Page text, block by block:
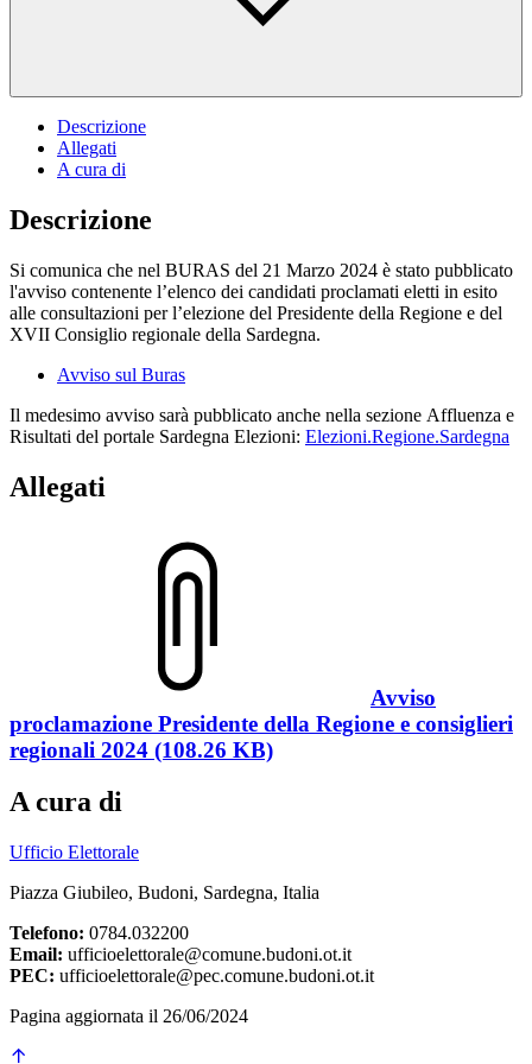
Descrizione
Allegati
A cura di
Descrizione
Si comunica che nel BURAS del 21 Marzo 2024 è stato pubblicato
l'avviso contenente l’elenco dei candidati proclamati eletti in esito
alle consultazioni per l’elezione del Presidente della Regione e del
XVII Consiglio regionale della Sardegna.
Avviso sul Buras
Il medesimo avviso sarà pubblicato anche nella sezione Affluenza e
Risultati del portale Sardegna Elezioni: Elezioni.Regione.Sardegna
Allegati
Avviso
proclamazione Presidente della Regione e consiglieri
regionali 2024 (108.26 KB)
A cura di
Ufficio Elettorale
Piazza Giubileo, Budoni, Sardegna, Italia
Telefono: 0784.032200
Email: ufficioelettorale@comune.budoni.ot.it
PEC: ufficioelettorale@pec.comune.budoni.ot.it
Pagina aggiornata il 26/06/2024